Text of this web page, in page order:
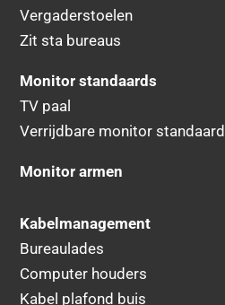
Vergaderstoelen
Zit sta bureaus
Monitor standaards
TV paal
Verrijdbare monitor standaard
Monitor armen
Kabelmanagement
Bureaulades
Computer houders
Kabel plafond buis